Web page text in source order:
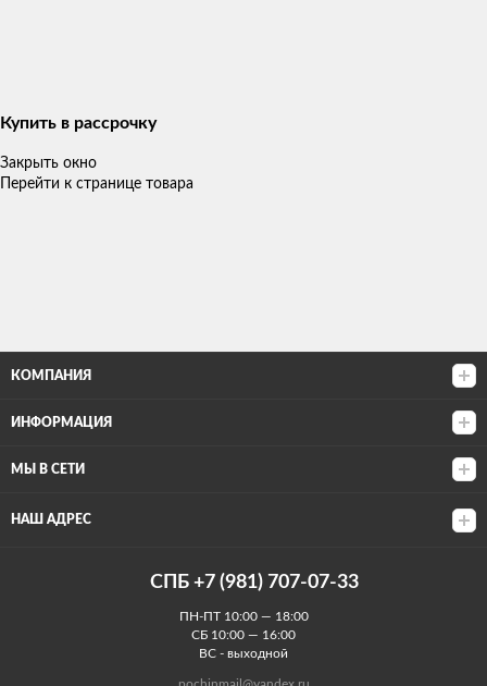
Купить в рассрочку
Закрыть окно
Перейти к странице товара
КОМПАНИЯ
ИНФОРМАЦИЯ
МЫ В СЕТИ
НАШ АДРЕС
СПБ +7 (981) 707-07-33
ПН-ПТ 10:00 — 18:00
СБ 10:00 — 16:00
ВС - выходной